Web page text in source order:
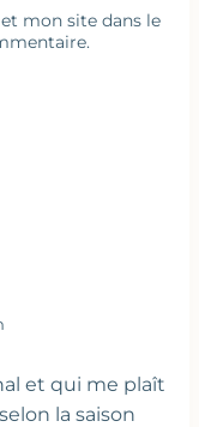
mon site dans le
et qui me plaît
la saison